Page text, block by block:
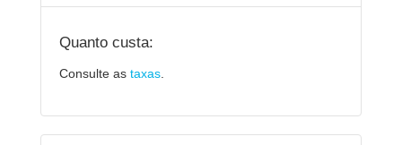
Quanto custa:
Consulte as taxas